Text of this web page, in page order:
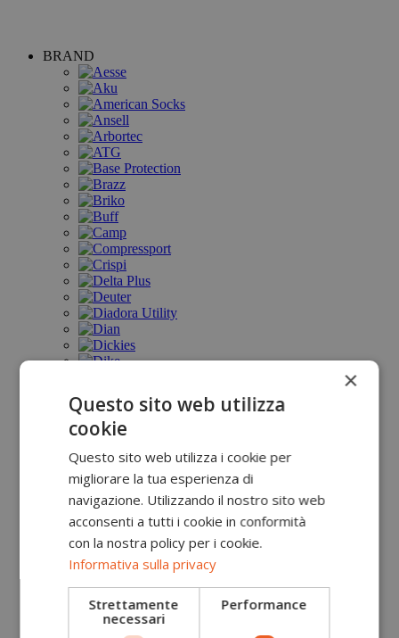
BRAND
×
Questo sito web utilizza
cookie
Questo sito web utilizza i cookie per
migliorare la tua esperienza di
navigazione. Utilizzando il nostro sito web
acconsenti a tutti i cookie in conformità
con la nostra policy per i cookie.
Informativa sulla privacy
Strettamente
necessari
Performance